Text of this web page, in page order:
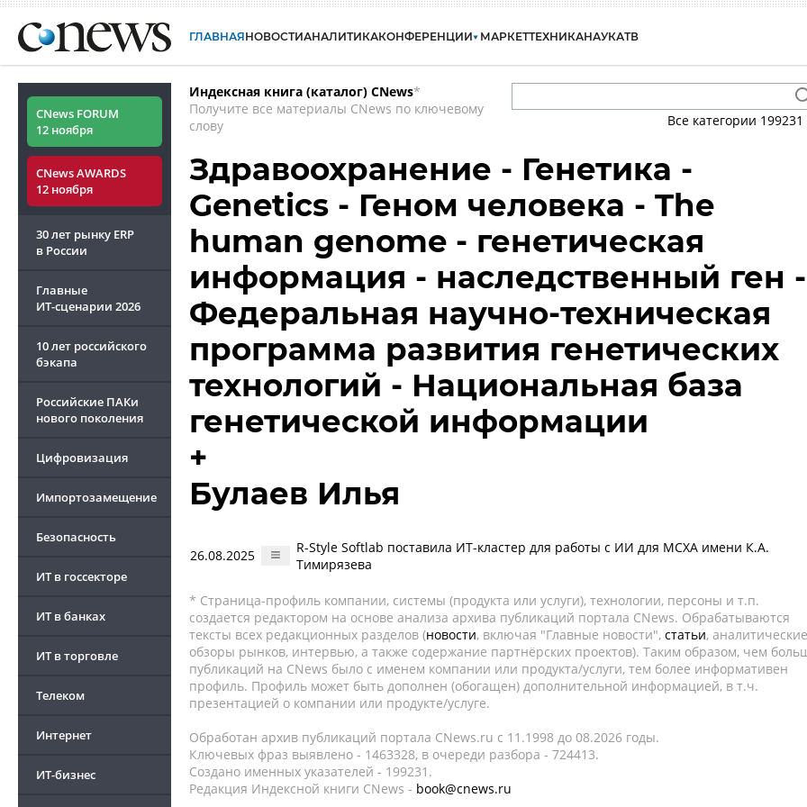
ГЛАВНАЯНОВОСТИАНАЛИТИКАКОНФЕРЕНЦИИ МАРКЕТТЕХНИКАНАУКАТВ
CNews FORUM
12 ноября
CNews AWARDS
12 ноября
30 лет рынку ERP
в России
Главные
ИТ-сценарии 2026
10 лет российского
бэкапа
Российские ПАКи
нового поколения
Цифровизация
Импортозамещение
Безопасность
ИТ в госсекторе
ИТ в банках
ИТ в торговле
Телеком
Интернет
ИТ-бизнес
Индексная книга (каталог) CNews*
Получите все материалы CNews по ключевому
слову
Все категории 199231
Здравоохранение - Генетика -
Genetics - Геном человека - The
human genome - генетическая
информация - наследственный ген -
Федеральная научно-техническая
программа развития генетических
технологий - Национальная база
генетической информации
+
Булаев Илья
26.08.2025
R-Style Softlab поставила ИТ-кластер для работы с ИИ для МСХА имени К.А.
Тимирязева
* Страница-профиль компании, системы (продукта или услуги), технологии, персоны и т.п.
создается редактором на основе анализа архива публикаций портала CNews. Обрабатываются
тексты всех редакционных разделов (новости, включая "Главные новости", статьи, аналитические
обзоры рынков, интервью, а также содержание партнёрских проектов). Таким образом, чем
публикаций на CNews было с именем компании или продукта/услуги, тем более информативен
профиль. Профиль может быть дополнен (обогащен) дополнительной информацией, в т.ч.
презентацией о компании или продукте/услуге.
Обработан архив публикаций портала CNews.ru c 11.1998 до 08.2026 годы.
Ключевых фраз выявлено - 1463328, в очереди разбора - 724413.
Создано именных указателей - 199231.
Редакция Индексной книги CNews - book@cnews.ru